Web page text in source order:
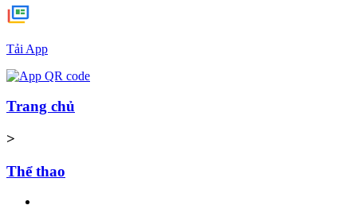
Tải App
Trang chủ
>
Thể thao